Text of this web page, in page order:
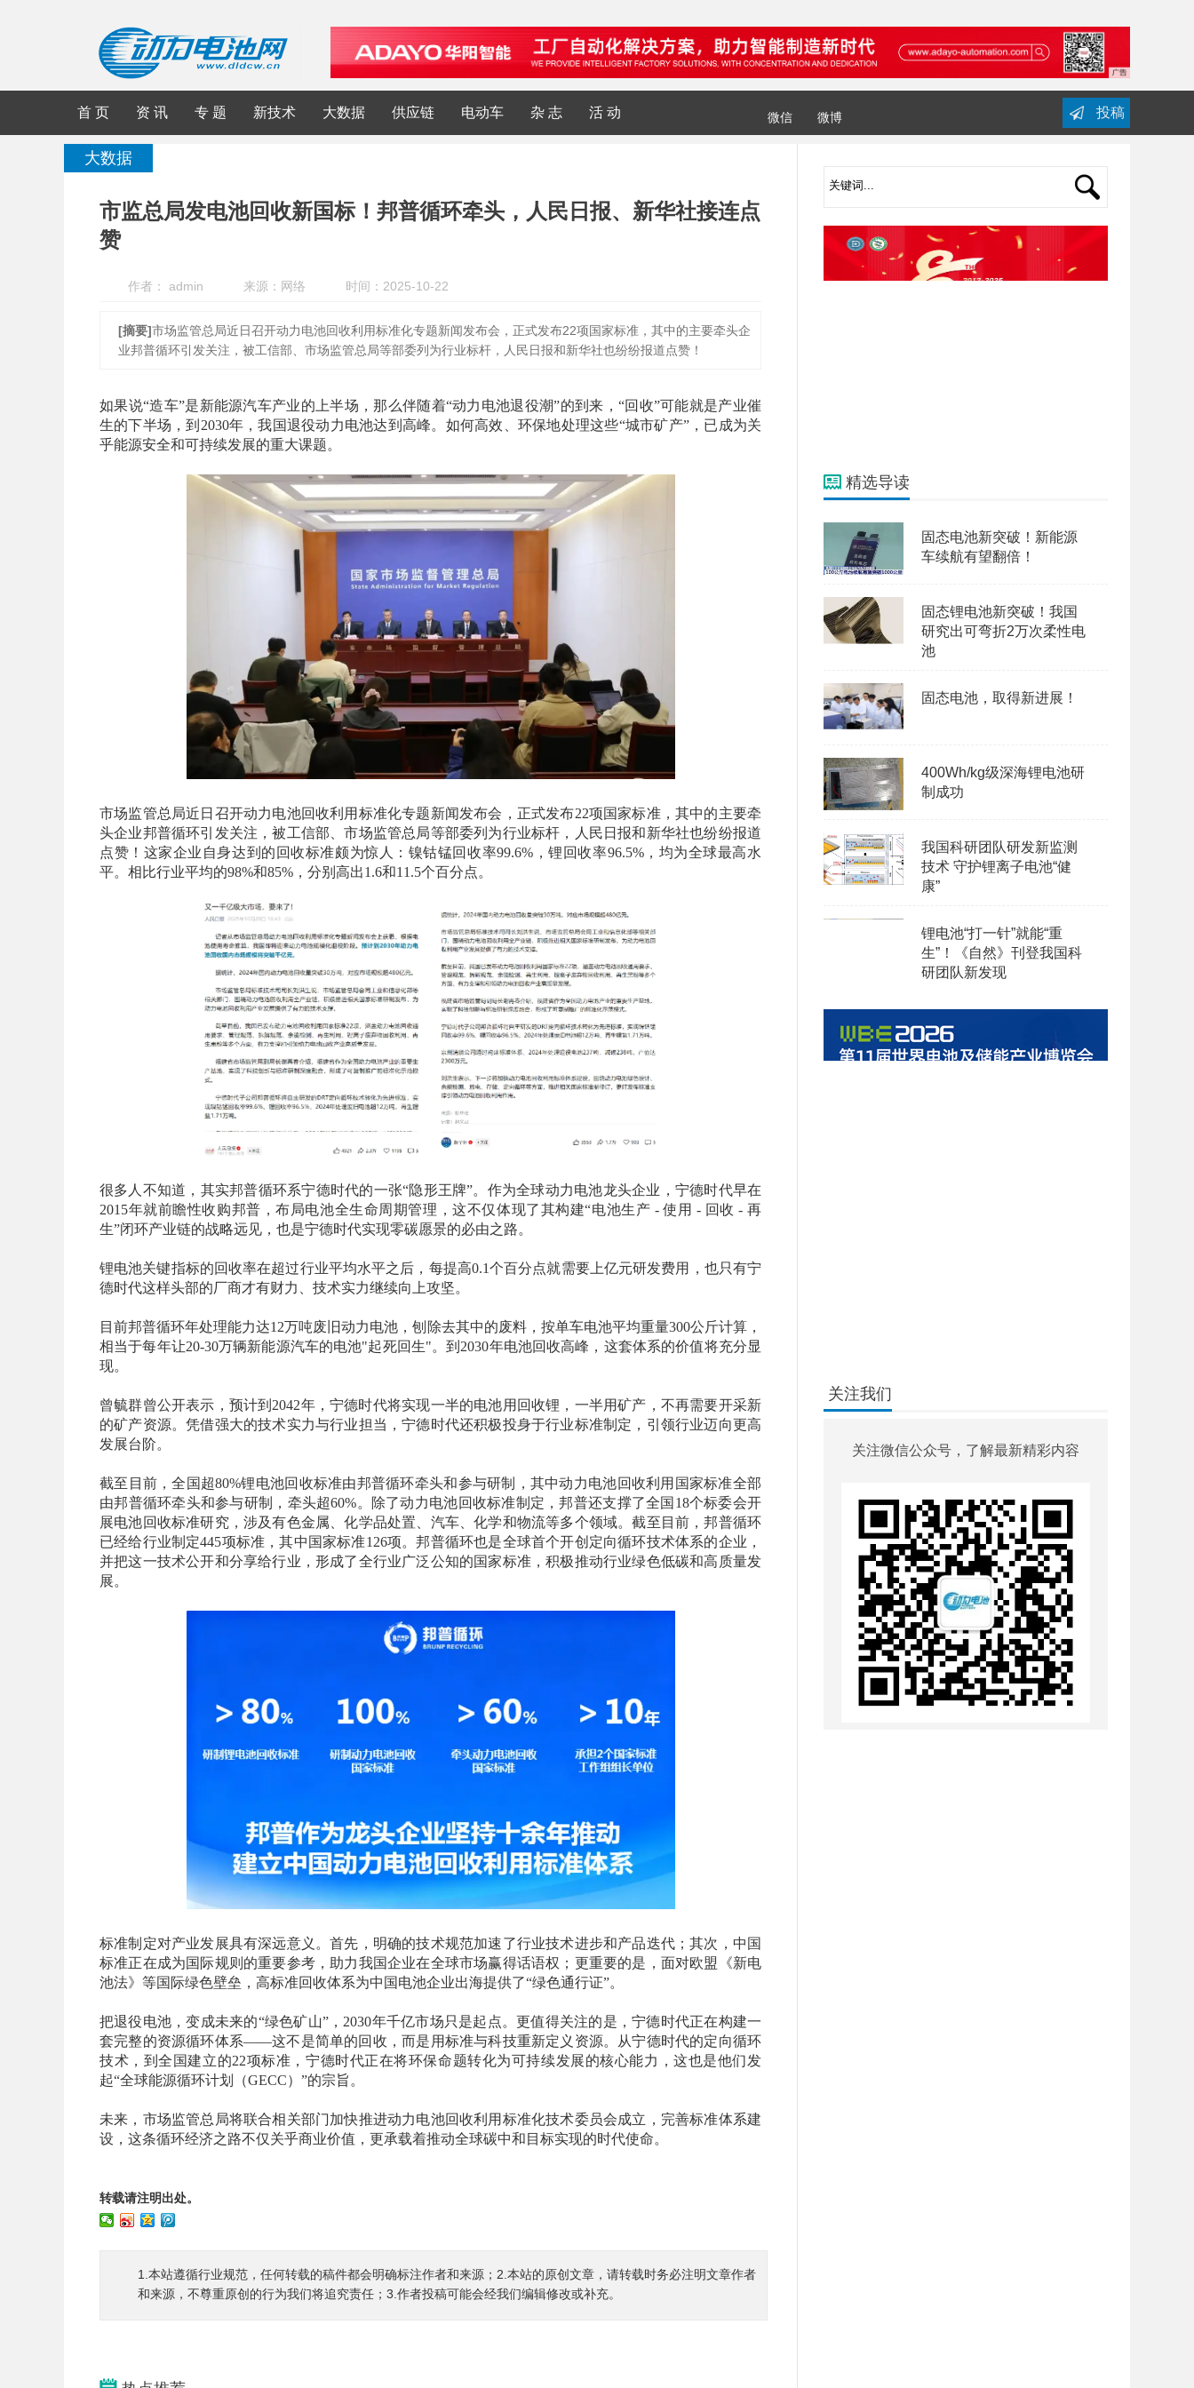
首 页 资 讯 专 题 新技术 大数据 供应链 电动车 杂 志 活 动 微信 微博 投稿
大数据
市监总局发电池回收新国标！邦普循环牵头，人民日报、新华社接连点
赞
作者： admin 来源：网络 时间：2025-10-22
[摘要]市场监管总局近日召开动力电池回收利用标准化专题新闻发布会，正式发布22项国家标准，其中的主要牵头企
业邦普循环引发关注，被工信部、市场监管总局等部委列为行业标杆，人民日报和新华社也纷纷报道点赞！
如果说“造车”是新能源汽车产业的上半场，那么伴随着“动力电池退役潮”的到来，“回收”可能就是产业催
生的下半场，到2030年，我国退役动力电池达到高峰。如何高效、环保地处理这些“城市矿产”，已成为关
乎能源安全和可持续发展的重大课题。
市场监管总局近日召开动力电池回收利用标准化专题新闻发布会，正式发布22项国家标准，其中的主要牵
头企业邦普循环引发关注，被工信部、市场监管总局等部委列为行业标杆，人民日报和新华社也纷纷报道
点赞！这家企业自身达到的回收标准颇为惊人：镍钴锰回收率99.6%，锂回收率96.5%，均为全球最高水
平。相比行业平均的98%和85%，分别高出1.6和11.5个百分点。
很多人不知道，其实邦普循环系宁德时代的一张“隐形王牌”。作为全球动力电池龙头企业，宁德时代早在
2015年就前瞻性收购邦普，布局电池全生命周期管理，这不仅体现了其构建“电池生产 - 使用 - 回收 - 再
生”闭环产业链的战略远见，也是宁德时代实现零碳愿景的必由之路。
锂电池关键指标的回收率在超过行业平均水平之后，每提高0.1个百分点就需要上亿元研发费用，也只有宁
德时代这样头部的厂商才有财力、技术实力继续向上攻坚。
目前邦普循环年处理能力达12万吨废旧动力电池，刨除去其中的废料，按单车电池平均重量300公斤计算，
相当于每年让20-30万辆新能源汽车的电池"起死回生"。到2030年电池回收高峰，这套体系的价值将充分显
现。
曾毓群曾公开表示，预计到2042年，宁德时代将实现一半的电池用回收锂，一半用矿产，不再需要开采新
的矿产资源。凭借强大的技术实力与行业担当，宁德时代还积极投身于行业标准制定，引领行业迈向更高
发展台阶。
截至目前，全国超80%锂电池回收标准由邦普循环牵头和参与研制，其中动力电池回收利用国家标准全部
由邦普循环牵头和参与研制，牵头超60%。除了动力电池回收标准制定，邦普还支撑了全国18个标委会开
展电池回收标准研究，涉及有色金属、化学品处置、汽车、化学和物流等多个领域。截至目前，邦普循环
已经给行业制定445项标准，其中国家标准126项。邦普循环也是全球首个开创定向循环技术体系的企业，
并把这一技术公开和分享给行业，形成了全行业广泛公知的国家标准，积极推动行业绿色低碳和高质量发
展。
标准制定对产业发展具有深远意义。首先，明确的技术规范加速了行业技术进步和产品迭代；其次，中国
标准正在成为国际规则的重要参考，助力我国企业在全球市场赢得话语权；更重要的是，面对欧盟《新电
池法》等国际绿色壁垒，高标准回收体系为中国电池企业出海提供了“绿色通行证”。
把退役电池，变成未来的“绿色矿山”，2030年千亿市场只是起点。更值得关注的是，宁德时代正在构建一
套完整的资源循环体系——这不是简单的回收，而是用标准与科技重新定义资源。从宁德时代的定向循环
技术，到全国建立的22项标准，宁德时代正在将环保命题转化为可持续发展的核心能力，这也是他们发
起“全球能源循环计划（GECC）”的宗旨。
未来，市场监管总局将联合相关部门加快推进动力电池回收利用标准化技术委员会成立，完善标准体系建
设，这条循环经济之路不仅关乎商业价值，更承载着推动全球碳中和目标实现的时代使命。
转载请注明出处。
1.本站遵循行业规范，任何转载的稿件都会明确标注作者和来源；2.本站的原创文章，请转载时务必注明文章作者
和来源，不尊重原创的行为我们将追究责任；3.作者投稿可能会经我们编辑修改或补充。
精选导读
固态电池新突破！新能源
车续航有望翻倍！
固态锂电池新突破！我国
研究出可弯折2万次柔性电
池
固态电池，取得新进展！
400Wh/kg级深海锂电池研
制成功
我国科研团队研发新监测
技术 守护锂离子电池“健
康”
锂电池“打一针”就能“重
生”！《自然》刊登我国科
研团队新发现
关注我们
关注微信公众号，了解最新精彩内容